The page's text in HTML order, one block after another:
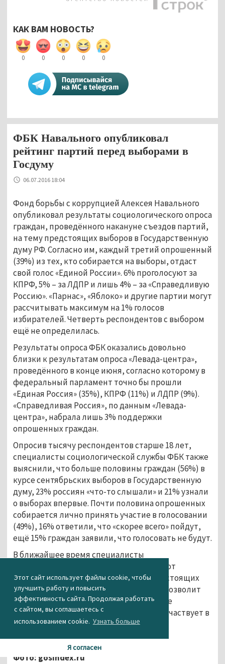
Этот сайт использует файлы cookie, чтобы
улучшить работу и повысить
эффективность сайта. Продолжая работать
с сайтом, вы соглашаетесь с
использованием cookie. Узнать больше
Я согласен
КАК ВАМ НОВОСТЬ?
0 0 0 0 0
ФБК Навального опубликовал
рейтинг партий перед выборами в
Госдуму
06.07.2016 18:04
Фонд борьбы с коррупцией Алексея Навального
опубликовал результаты социологического опроса
граждан, проведённого накануне съездов партий,
на тему предстоящих выборов в Государственную
думу РФ. Согласно им, каждый третий опрошенный
(39%) из тех, кто собирается на выборы, отдаст
свой голос «Единой России». 6% проголосуют за
КПРФ, 5% – за ЛДПР и лишь 4% – за «Справедливую
Россию». «Парнас», «Яблоко» и другие партии могут
рассчитывать максимум на 1% голосов
избирателей. Четверть респондентов с выбором
ещё не определилась.
Результаты опроса ФБК оказались довольно
близки к результатам опроса «Левада-центра»,
проведённого в конце июня, согласно которому в
федеральный парламент точно бы прошли
«Единая Россия» (35%), КПРФ (11%) и ЛДПР (9%).
«Справедливая Россия», по данным «Левада-
центра», набрала лишь 3% поддержки
опрошенных граждан.
Опросив тысячу респондентов старше 18 лет,
специалисты социологической службы ФБК также
выяснили, что больше половины граждан (56%) в
курсе сентябрьских выборов в Государственную
думу, 23% россиян «что-то слышали» и 21% узнали
о выборах впервые. Почти половина опрошенных
собирается лично принять участие в голосовании
(49%), 16% ответили, что «скорее всего» пойдут,
ещё 15% граждан заявили, что голосовать не будут.
В ближайшее время специалисты
социологической службы ФБК планируют
провести ещё один опрос на тему предстоящих
выборов в Госдуму. Это, по их мнению, позволит
исследовать партийные рейтинги более
тщательно, с учётом ясности того, кто участвует в
списках.
Агентство новостей «Между строк»
Фото: gosindex.ru